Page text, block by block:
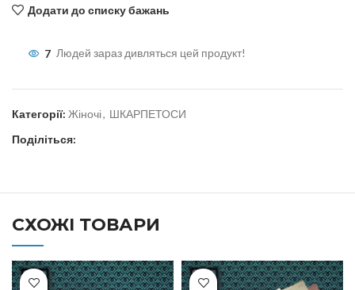
Додати до списку бажань
7 Людей зараз дивляться цей продукт!
Категорії: Жіночі, ШКАРПЕТОСИ
Поділіться:
СХОЖІ ТОВАРИ